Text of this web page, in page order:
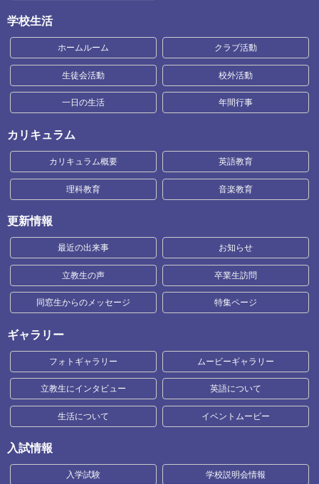
学校生活
ホームルーム クラブ活動
生徒会活動 校外活動
一日の生活 年間行事
カリキュラム
カリキュラム概要 英語教育
理科教育 音楽教育
更新情報
最近の出来事 お知らせ
立教生の声 卒業生訪問
同窓生からのメッセージ 特集ページ
ギャラリー
フォトギャラリー ムービーギャラリー
立教生にインタビュー 英語について
生活について イベントムービー
入試情報
入学試験 学校説明会情報